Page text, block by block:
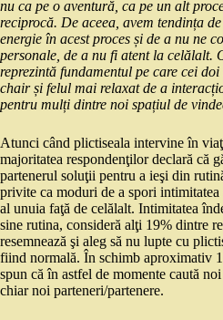
nu ca pe o aventură, ca pe un alt
reciprocă. De aceea, avem tendința
energie în acest proces și de a nu ne
personale, de a nu fi atent la celălalt.
reprezintă fundamentul pe care cei
chair și felul mai relaxat de a
pentru mulți dintre noi spațiul de
Atunci când plictiseala intervine în
majoritatea respondenţilor declară că
partenerul soluţii pentru a ieşi din
privite ca moduri de a spori
al unuia faţă de celălalt. Intimitatea
sine rutina, consideră alţi 19% dintre
resemnează şi aleg să nu lupte cu
fiind normală. În schimb aproximativ
spun că în astfel de momente caută
chiar noi parteneri/partenere.